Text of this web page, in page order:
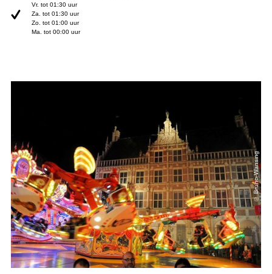
Vr. tot 01:30 uur
Za. tot 01:30 uur
Zo. tot 01:00 uur
Ma. tot 00:00 uur
© Bruno-Wansing